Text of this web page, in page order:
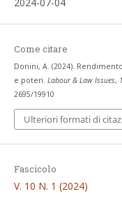
Come citare
Donini, A. (2024).
e poteri. Labour & Law Issues,
2695/19910
Ulteriori formati di
Fascicolo
V. 10 N. 1 (2024)